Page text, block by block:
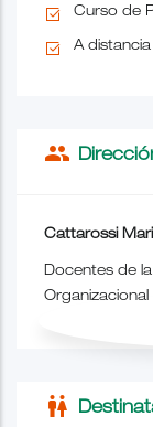
Curso de
A distancia
people
Cattarossi
Docentes de
Organizacional
wc